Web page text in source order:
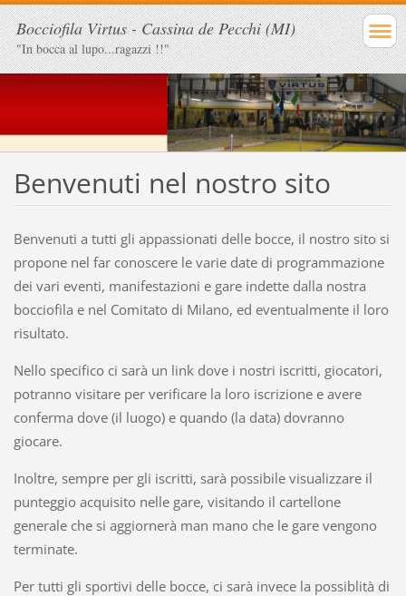
Bocciofila Virtus - Cassina de Pecchi (MI)
"In bocca al lupo...ragazzi !!"
Benvenuti nel nostro sito
Benvenuti a tutti gli appassionati delle bocce, il nostro sito si
propone nel far conoscere le varie date di programmazione
dei vari eventi, manifestazioni e gare indette dalla nostra
bocciofila e nel Comitato di Milano, ed eventualmente il loro
risultato.
Nello specifico ci sarà un link dove i nostri iscritti, giocatori,
potranno visitare per verificare la loro iscrizione e avere
conferma dove (il luogo) e quando (la data) dovranno
giocare.
Inoltre, sempre per gli iscritti, sarà possibile visualizzare il
punteggio acquisito nelle gare, visitando il cartellone
generale che si aggiornerà man mano che le gare vengono
terminate.
Per tutti gli sportivi delle bocce, ci sarà invece la possiblità di